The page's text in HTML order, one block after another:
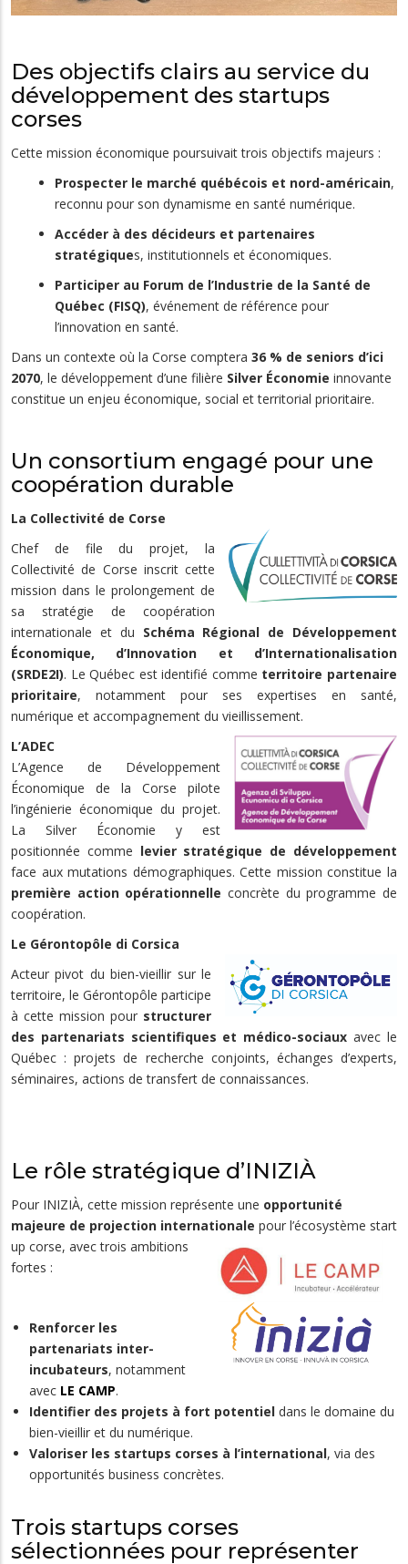
Des objectifs clairs au service du
développement des startups
corses
Cette mission économique poursuivait trois objectifs majeurs :
Prospecter le marché québécois et nord-américain,
reconnu pour son dynamisme en santé numérique.
Accéder à des décideurs et partenaires
stratégiques, institutionnels et économiques.
Participer au Forum de l’Industrie de la Santé de
Québec (FISQ), événement de référence pour
l’innovation en santé.
Dans un contexte où la Corse comptera 36 % de seniors d’ici
2070, le développement d’une filière Silver Économie innovante
constitue un enjeu économique, social et territorial prioritaire.
Un consortium engagé pour une
coopération durable
La Collectivité de Corse
Chef de file du projet, la
Collectivité de Corse inscrit cette
mission dans le prolongement de
sa stratégie de coopération
internationale et du Schéma Régional de Développement
Économique, d’Innovation et d’Internationalisation
(SRDE2I). Le Québec est identifié comme territoire partenaire
prioritaire, notamment pour ses expertises en santé,
numérique et accompagnement du vieillissement.
L’ADEC
L’Agence de Développement
Économique de la Corse pilote
l’ingénierie économique du projet.
La Silver Économie y est
positionnée comme levier stratégique de développement
face aux mutations démographiques. Cette mission constitue la
première action opérationnelle concrète du programme de
coopération.
Le Gérontopôle di Corsica
Acteur pivot du bien-vieillir sur le
territoire, le Gérontopôle participe
à cette mission pour structurer
des partenariats scientifiques et médico-sociaux avec le
Québec : projets de recherche conjoints, échanges d’experts,
séminaires, actions de transfert de connaissances.
Le rôle stratégique d’INIZIÀ
Pour INIZIÀ, cette mission représente une opportunité
majeure de projection internationale pour l’écosystème start
up corse, avec trois ambitions
fortes :
Renforcer les
partenariats inter-
incubateurs, notamment
avec LE CAMP.
Identifier des projets à fort potentiel dans le domaine du
bien-vieillir et du numérique.
Valoriser les startups corses à l’international, via des
opportunités business concrètes.
Trois startups corses
sélectionnées pour représenter